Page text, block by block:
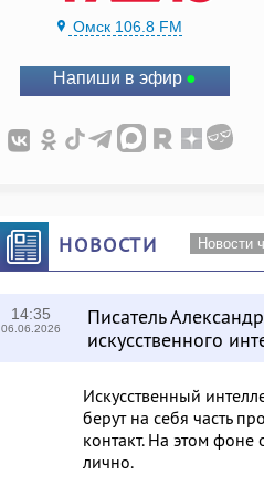
Омск 106.8 FM
Напиши в эфир
НОВОСТИ Новости
14:35
06.06.2026
Писатель
искусственного
Искусственный
берут на себя часть
контакт. На этом фоне
лично.